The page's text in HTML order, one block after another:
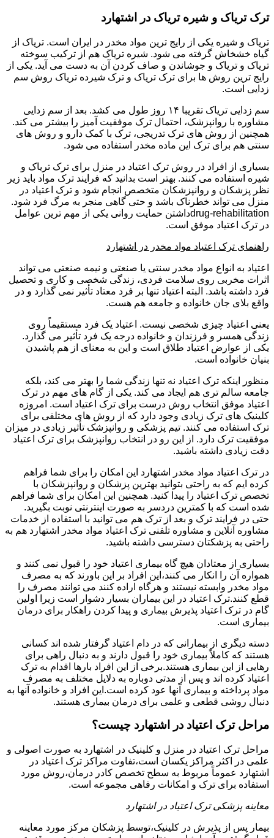
ترک تریاک و شیره تریاک در اشتهارد
تریاک و شیره یکی از رایج ترین مواد مخدر در ایران است. تریاک از
گیاه خشخاش گرفته می شود. شیره تریاک هم از ترکیب سوخته
تریاک و تریاک و جوشاندن و صاف کردن آن به دست می آید. یکی از
رایج ترین روش ها برای ترک تریاک و ترک شیرده تریاک روش سم
زدایی است.
سم زدایی تریاک تقریبا ۱۴ روز طول می کشد. بعد از سم زدایی
مشاوره با روانپزشک، احتمال ترک موفقیت آمیز را بیشتر می کند.
همچنین از روش های ترک تدریجی، ترک با کمک دارو و روش های
سنتی هم برای ترک این ماده مخدر استفاده می شود.
بسیاری از افراد در روش ترک اعتیاد در منزل برای ترک تریاک و
شیره استفاده می کنند. بهتر است بدانید که فرایند ترک مواد باید زیر
نظر پزشکان و روانپزشکان متخصص انجام شود و ترک اعتیاد در
منزل می تواند خطرناک باشد و حتی گاهی منجر به مرگ فرد شود.
drug-rehabilitationداشتن حمایت روانی یکی از مهم ترین عوامل
در ترک اعتیاد موفق است.
راهنمای ترک اعتیاد مواد مخدر در اشتهارد
اعتیاد به انواع مواد مخدر سنتی یا صنعتی و نیمه صنعتی می تواند
اثرات مخربی روی سلامت فردی، زندگی شخصی و کاری و تحصیل
فرد داشته باشد. البته اعتیاد تنها بر فرد معتاد تأثیر نمی گذارد و در
واقع بلای جان خانواده و جامعه هم هست.
یعنی اعتیاد چیزی شخصی نیست. اعتیاد یک فرد مستقیماً روی
زندگی همسر و فرزندان و خانواده درجه یک فرد تأثیر می گذارد.
یکی از عوارض اعتیاد طلاق است و این به معنای از هم پاشیدن
بنیان خانواده است.
منظور اینکه ترک اعتیاد نه تنها زندگی شما را بهتر می کند، بلکه
جامعه سالم تری هم ایجاد می کند. یکی از گام های مهم در ترک
اعتیاد موفق انتخاب روش درست برای ترک اعتیاد است. امروزه
کلینیک های ترک زیادی وجود دارد که از روش های مختلفی برای
ترک استفاده می کنند. تیم پزشکی و روانپزشک تأثیر زیادی در میزان
موفقیت ترک دارد. از این رو در انتخاب روانپزشک برای ترک اعتیاد
دقت زیادی داشته باشید.
در ترک اعتیاد مواد مخدر اشتهارد این امکان را برای شما فراهم
کرده ایم که به راحتی بتوانید بهترین پزشکان و روانپزشکان با
تخصص ترک اعتیاد را پیدا کنید. همچنین این امکان برای شما فراهم
شده است که با کمترین دردسر به صورت اینترنتی نوبت بگیرید.
حتی در فرایند ترک و بعد از ترک هم می توانید با استفاده از خدمات
مشاوره آنلاین و مشاوره تلفنی ترک اعتیاد مواد مخدر اشتهارد هم به
راحتی به پزشکتان دسترسی داشته باشید.
بسیاری از معتادان هیچ گاه بیماری اعتیاد خود را قبول نمی کنند و
همواره آن را انکار می کنند،این افراد بر این باورند که به مصرف
مواد مخدر وابسته نیستند و هرگاه اراده کنند می توانند مصرف را
قطع کنند.ترک اعتیاد در این بیماران بسیار دشوار است زیرا اولین
گام در ترک اعتیاد پذیرش بیماری و پیدا کردن راهکار برای درمان
بیماری است.
دسته دیگری از بیمارانی که در دام اعتیاد گرفتار شده اند کسانی
هستند که کاملاً بیماری خود را قبول دارند و به دنبال راهی برای
رهایی از این بیماری هستند.برخی از این افراد بارها اقدام به ترک
اعتیاد کرده اند و پس از مدتی دوباره به دلایل مختلف به مصرف
مواد پرداخته و بیماری آنها عود کرده است.این افراد و خانواده آنها به
دنبال روشی قطعی و علمی برای درمان بیماری هستند.
مراحل ترک اعتیاد در اشتهارد چیست؟
مراحل ترک اعتیاد در منزل و کلینیک در اشتهارد به صورت اصولی و
علمی در اکثر مراکز یکسان است،تفاوت مراکز ترک اعتیاد در
اشتهارد عموماً مربوط به سطح تخصص کادر درمان،روش مورد
استفاده برای ترک و امکانات رفاهی مجموعه است.
معاینه پزشکی ترک اعتیاد در اشتهارد
بیمار پس از پذیرش در کلینیک،توسط پزشکان مرکز مورد معاینه